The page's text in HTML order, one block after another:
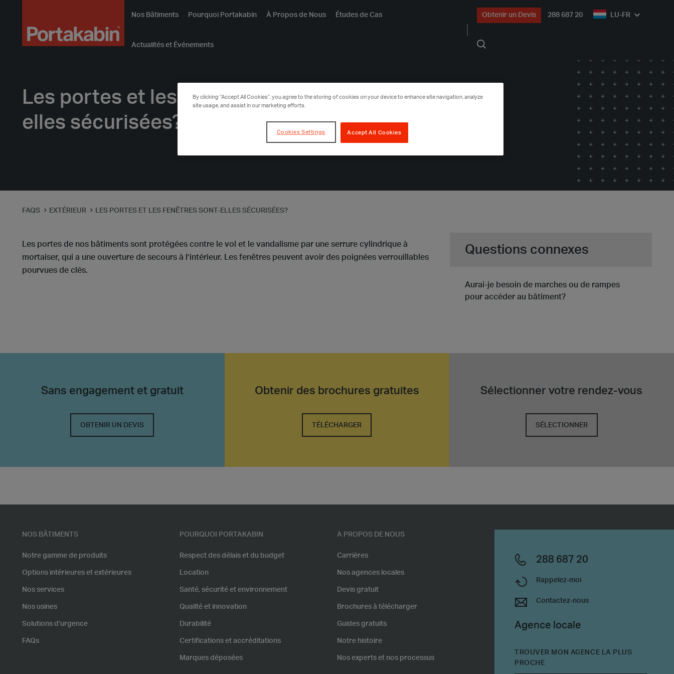
Nos Bâtiments
Pourquoi Portakabin À Propos de Nous Études de Cas
Actualités et Événements
Obtenir un Devis 288 687 20 LU-FR
Les portes et les fenêtres sont-
elles sécurisées?
FAQS EXTÉRIEUR LES PORTES ET LES FENÊTRES SONT-ELLES SÉCURISÉES?
Les portes de nos bâtiments sont protégées contre le vol et le vandalisme par une serrure cylindrique à
mortaiser, qui a une ouverture de secours à l’intérieur. Les fenêtres peuvent avoir des poignées verrouillables
pourvues de clés.
Questions connexes
Aurai-je besoin de marches ou de rampes
pour accéder au bâtiment?
Sans engagement et gratuit
OBTENIR UN DEVIS
Obtenir des brochures gratuites
TÉLÉCHARGER
Sélectionner votre rendez-vous
SÉLECTIONNER
NOS BÂTIMENTS
Notre gamme de produits
Options intérieures et extérieures
Nos services
Nos usines
Solutions d’urgence
FAQs
POURQUOI PORTAKABIN
Respect des délais et du budget
Location
Santé, sécurité et environnement
Qualité et innovation
Durabilité
Certifications et accréditations
Marques déposées
A PROPOS DE NOUS
Carrières
Nos agences locales
Devis gratuit
Brochures à télécharger
Guides gratuits
Notre histoire
Nos experts et nos processus
288 687 20
Rappelez-moi
Contactez-nous
Agence locale
TROUVER MON AGENCE LA PLUS
PROCHE
By clicking “Accept All Cookies”, you agree to the storing of cookies on your device to enhance site navigation, analyze
site usage, and assist in our marketing efforts.
Accept All Cookies
Cookies Settings